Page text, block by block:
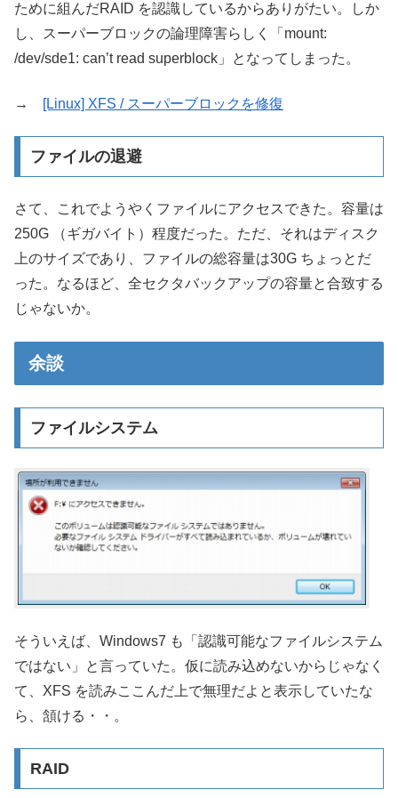
ために組んだRAID を認識しているからありがたい。しか
し、スーパーブロックの論理障害らしく「mount:
/dev/sde1: can’t read superblock」となってしまった。
→ [Linux] XFS / スーパーブロックを修復
ファイルの退避
さて、これでようやくファイルにアクセスできた。容量は
250G （ギガバイト）程度だった。ただ、それはディスク
上のサイズであり、ファイルの総容量は30G ちょっとだ
った。なるほど、全セクタバックアップの容量と合致する
じゃないか。
余談
ファイルシステム
そういえば、Windows7 も「認識可能なファイルシステム
ではない」と言っていた。仮に読み込めないからじゃなく
て、XFS を読みここんだ上で無理だよと表示していたな
ら、頷ける・・。
RAID